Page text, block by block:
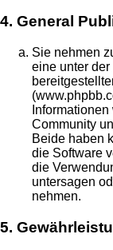
4. General
Sie nehmen
eine unter der
Community
Beide haben
die Software
die
untersagen
nehmen.
5.